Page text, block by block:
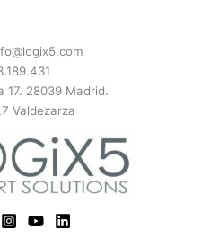
17. 28039 Madrid.
Valdezarza